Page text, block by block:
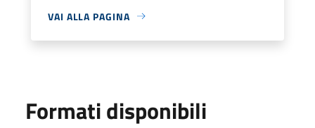
VAI ALLA PAGINA
Formati disponibili